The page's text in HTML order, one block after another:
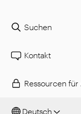
Suchen
Kontakt
Ressourcen
Deutsch